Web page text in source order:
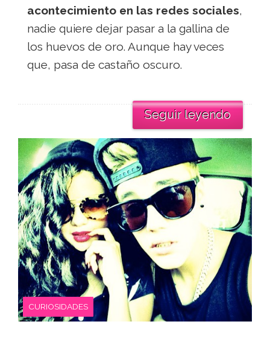
acontecimiento en las redes sociales,
nadie quiere dejar pasar a la gallina de
los huevos de oro. Aunque hay veces
que, pasa de castaño oscuro.
Seguir leyendo
CURIOSIDADES